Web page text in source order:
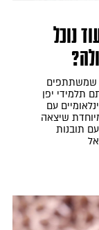
נוכל
שמשתתפים
תלמידי יפן
עם
שיצאה
תובנות